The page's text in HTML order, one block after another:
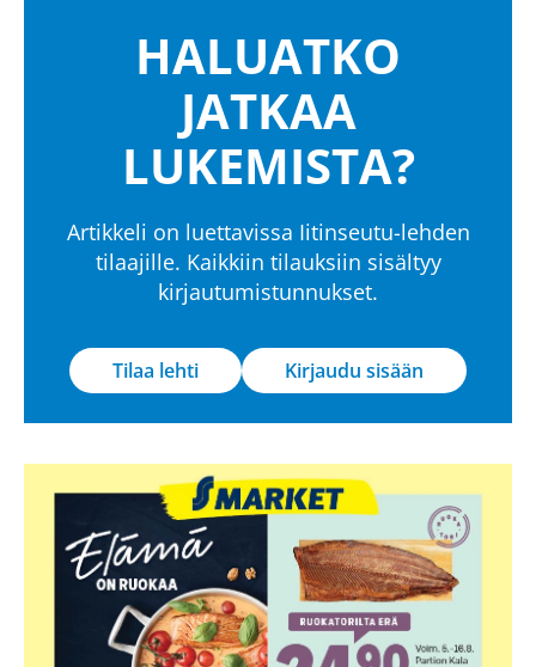
HALUATKO
JATKAA
LUKEMISTA?
Artikkeli on luettavissa Iitinseutu-lehden
tilaajille. Kaikkiin tilauksiin sisältyy
kirjautumistunnukset.
Tilaa lehti Kirjaudu sisään